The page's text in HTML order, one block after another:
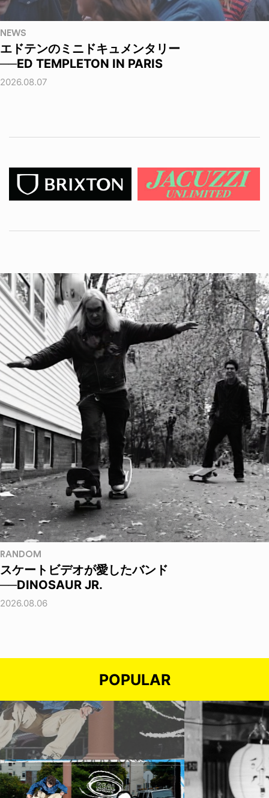
NEWS
エドテンのミニドキュメンタリー
──ED TEMPLETON IN PARIS
2026.08.07
RANDOM
スケートビデオが愛したバンド
──DINOSAUR JR.
2026.08.06
POPULAR